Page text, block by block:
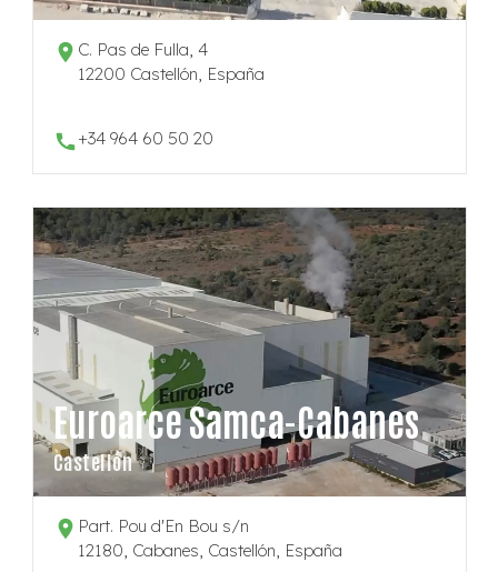
C. Pas de Fulla, 4
12200 Castellón, España
+34 964 60 50 20
Euroarce Samca-Cabanes
Castellón
Part. Pou d'En Bou s/n
12180, Cabanes, Castellón, España